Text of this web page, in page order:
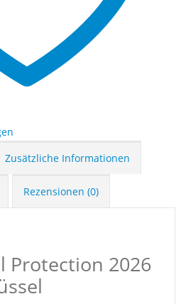
Zusätzliche Informationen
Rezensionen (0)
Protection 2026